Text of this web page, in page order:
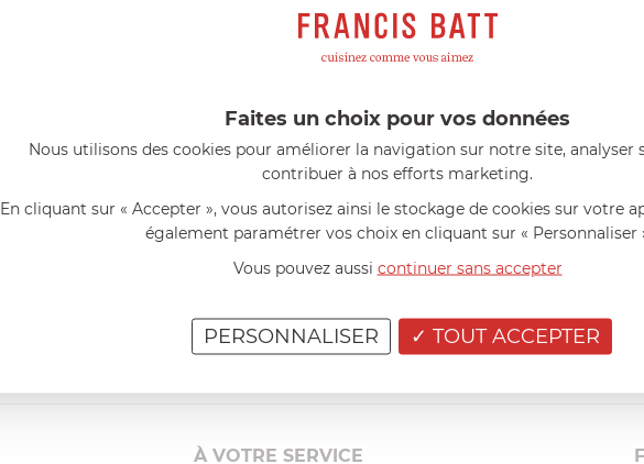
le 23/06/2026 à 12:04
Casserole mini 9 cm Castelpro 5 ply poignée
l'élaboration des sauces et vient complé...»
Florence 63 ans
Couteau complet avec lame, joint
pour le robot cuiseur Cook Expert
fait. La livraison a été très rapide. ...»
À VOTRE SERVICE
Faites un choix pour vos données
Nous utilisons des cookies pour améliorer la navigation sur notre site, analyser
contribuer à nos efforts marketing.
En cliquant sur « Accepter », vous autorisez ainsi le stockage de cookies sur votre
également paramétrer vos choix en cliquant sur « Personnaliser
Vous pouvez aussi continuer sans accepter
TOUT ACCEPTER
PERSONNALISER